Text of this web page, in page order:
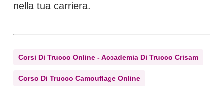
nella tua carriera.
Corsi Di Trucco Online - Accademia Di Trucco Crisam
Corso Di Trucco Camouflage Online